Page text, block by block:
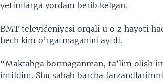
yetimlarga yordam berib kelgan.
BMT televideniyesi orqali u o’z hayoti
hech kim o’rgatmaganini aytdi.
“Maktabga bormaganman, ta’lim olish
intildim. Shu sabab barcha